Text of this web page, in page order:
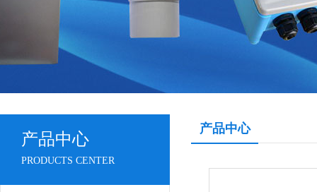
产品中心
PRODUCTS CENTER
产品中心